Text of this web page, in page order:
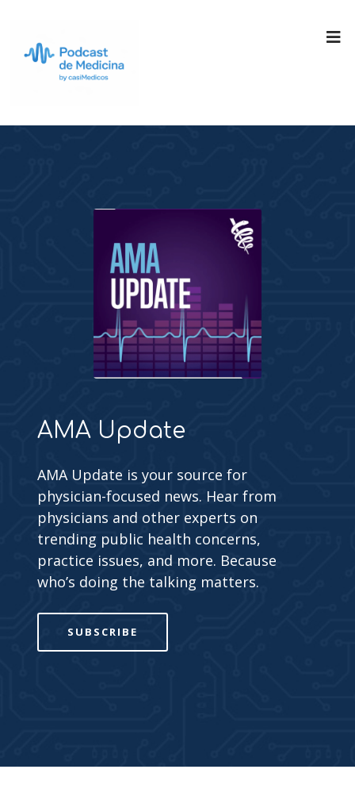
AMA Update
AMA Update is your source for
physician-focused news. Hear from
physicians and other experts on
trending public health concerns,
practice issues, and more. Because
who’s doing the talking matters.
SUBSCRIBE